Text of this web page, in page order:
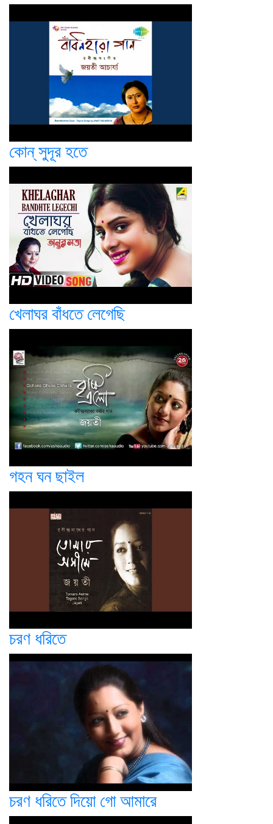
কোন্ সুদূর হতে
খেলাঘর বাঁধতে লেগেছি
গহন ঘন ছাইল
চরণ ধরিতে
চরণ ধরিতে দিয়ো গো আমারে